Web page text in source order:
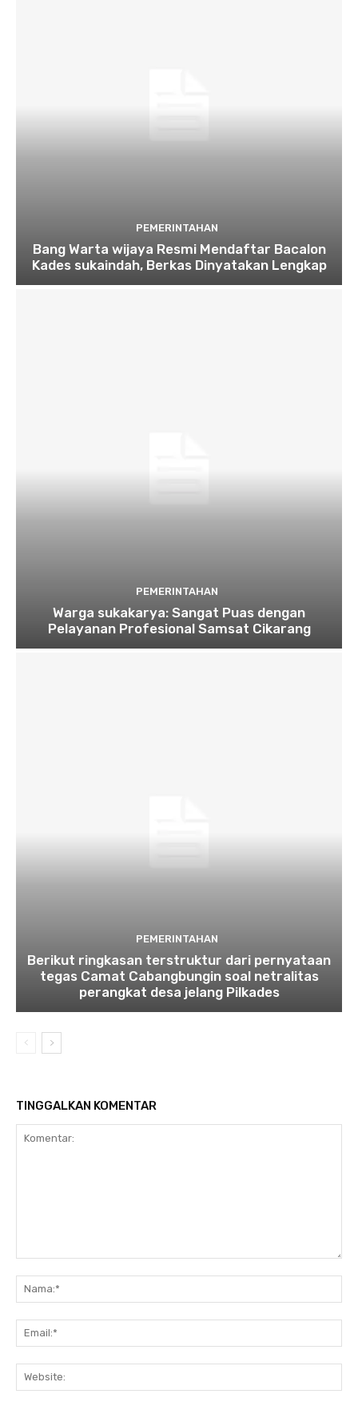
PEMERINTAHAN
Bang Warta wijaya Resmi Mendaftar Bacalon
Kades sukaindah, Berkas Dinyatakan Lengkap
PEMERINTAHAN
Warga sukakarya: Sangat Puas dengan
Pelayanan Profesional Samsat Cikarang
PEMERINTAHAN
Berikut ringkasan terstruktur dari pernyataan
tegas Camat Cabangbungin soal netralitas
perangkat desa jelang Pilkades
TINGGALKAN KOMENTAR